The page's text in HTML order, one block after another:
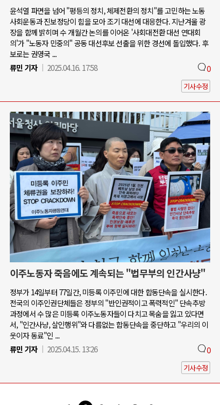
윤석열 파면을 넘어 "평등의 정치, 체제전환의 정치"를 고민하는 노동
사회운동과 진보정당이 힘을 모아 조기 대선에 대응한다. 지난겨울 광
장을 함께 밝히며 수 개월간 논의를 이어온 '사회대전환 대선 연대회
의'가 "노동자 민중의" 공동 대선후보 선출을 위한 경선에 돌입했다. 후
보로는 권영국 ...
류민 기자
2025.04.16. 17:58 0
기사수정
이주노동자 죽음에도 계속되는 "법무부의 인간사냥"
정부가 14일부터 77일간, 미등록 이주민에 대한 합동단속을 실시한다.
전국의 이주인권단체들은 정부의 "반인권적이고 폭력적인" 단속추방
과정에서 수 많은 미등록 이주노동자들이 다치고 목숨을 잃고 있다면
서, "인간사냥, 살인행위"와 다름없는 합동단속을 중단하고 "우리의 이
웃이자 동료"인 ...
류민 기자
2025.04.15. 13:26 0
기사수정